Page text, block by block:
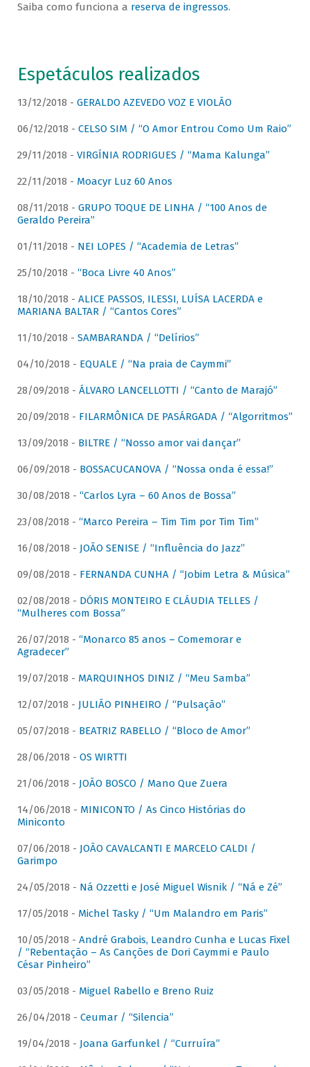
Saiba como funciona a reserva de ingressos.
Espetáculos realizados
13/12/2018 - GERALDO AZEVEDO VOZ E VIOLÃO
06/12/2018 - CELSO SIM / “O Amor Entrou Como Um Raio”
29/11/2018 - VIRGÍNIA RODRIGUES / “Mama Kalunga”
22/11/2018 - Moacyr Luz 60 Anos
08/11/2018 - GRUPO TOQUE DE LINHA / “100 Anos de
Geraldo Pereira”
01/11/2018 - NEI LOPES / “Academia de Letras”
25/10/2018 - “Boca Livre 40 Anos”
18/10/2018 - ALICE PASSOS, ILESSI, LUÍSA LACERDA e
MARIANA BALTAR / “Cantos Cores”
11/10/2018 - SAMBARANDA / “Delírios”
04/10/2018 - EQUALE / “Na praia de Caymmi”
28/09/2018 - ÁLVARO LANCELLOTTI / “Canto de Marajó”
20/09/2018 - FILARMÔNICA DE PASÁRGADA / “Algorritmos”
13/09/2018 - BILTRE / “Nosso amor vai dançar”
06/09/2018 - BOSSACUCANOVA / “Nossa onda é essa!”
30/08/2018 - “Carlos Lyra – 60 Anos de Bossa”
23/08/2018 - “Marco Pereira – Tim Tim por Tim Tim”
16/08/2018 - JOÃO SENISE / “Influência do Jazz”
09/08/2018 - FERNANDA CUNHA / “Jobim Letra & Música”
02/08/2018 - DÓRIS MONTEIRO E CLÁUDIA TELLES /
“Mulheres com Bossa”
26/07/2018 - “Monarco 85 anos – Comemorar e
Agradecer”
19/07/2018 - MARQUINHOS DINIZ / “Meu Samba”
12/07/2018 - JULIÃO PINHEIRO / “Pulsação”
05/07/2018 - BEATRIZ RABELLO / “Bloco de Amor”
28/06/2018 - OS WIRTTI
21/06/2018 - JOÃO BOSCO / Mano Que Zuera
14/06/2018 - MINICONTO / As Cinco Histórias do
Miniconto
07/06/2018 - JOÃO CAVALCANTI E MARCELO CALDI /
Garimpo
24/05/2018 - Ná Ozzetti e José Miguel Wisnik / “Ná e Zé”
17/05/2018 - Michel Tasky / “Um Malandro em Paris”
10/05/2018 - André Grabois, Leandro Cunha e Lucas Fixel
/ “Rebentação – As Canções de Dori Caymmi e Paulo
César Pinheiro”
03/05/2018 - Miguel Rabello e Breno Ruiz
26/04/2018 - Ceumar / “Silencia”
19/04/2018 - Joana Garfunkel / “Curruíra”